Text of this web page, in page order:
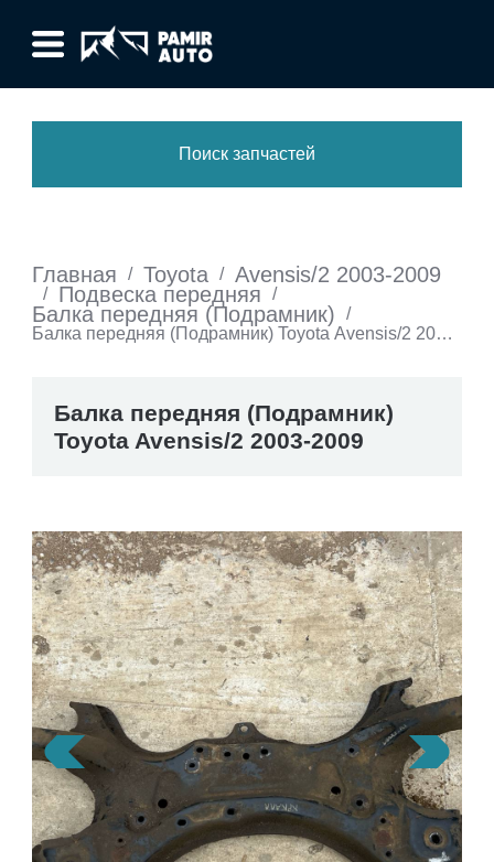
Поиск запчастей
Главная / Toyota / Avensis/2 2003-2009
/ Подвеска передняя /
Балка передняя (Подрамник)
/
Балка передняя (Подрамник) Toyota Avensis/2 2003-
Балка передняя (Подрамник)
Toyota Avensis/2 2003-2009